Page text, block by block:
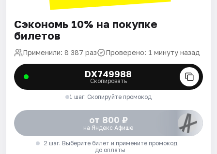
Сэкономь 10% на покупке
билетов
Применили: 8 387 раз Проверено: 1 минуту назад
DX749988
Скопировать
1 шаг. Скопируйте промокод
от 800 ₽
на Яндекс Афише
2 шаг. Выберите билет и примените промокод
до оплаты